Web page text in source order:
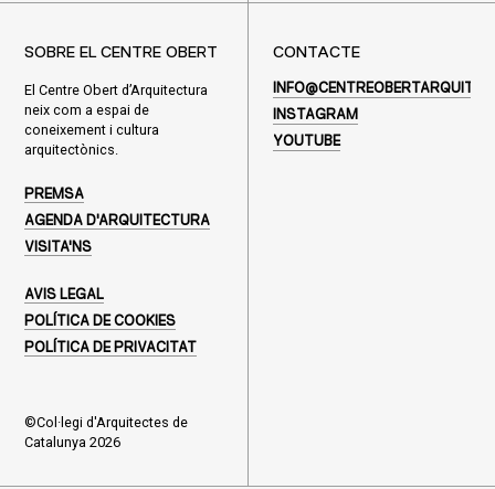
SOBRE EL CENTRE OBERT
El Centre Obert d’Arquitectura
neix com a espai de
coneixement i cultura
arquitectònics.
PREMSA
AGENDA D'ARQUITECTURA
VISITA'NS
AVIS LEGAL
POLÍTICA DE COOKIES
POLÍTICA DE PRIVACITAT
©Col·legi d'Arquitectes de
Catalunya 2026
CONTACTE
INSTAGRAM
YOUTUBE